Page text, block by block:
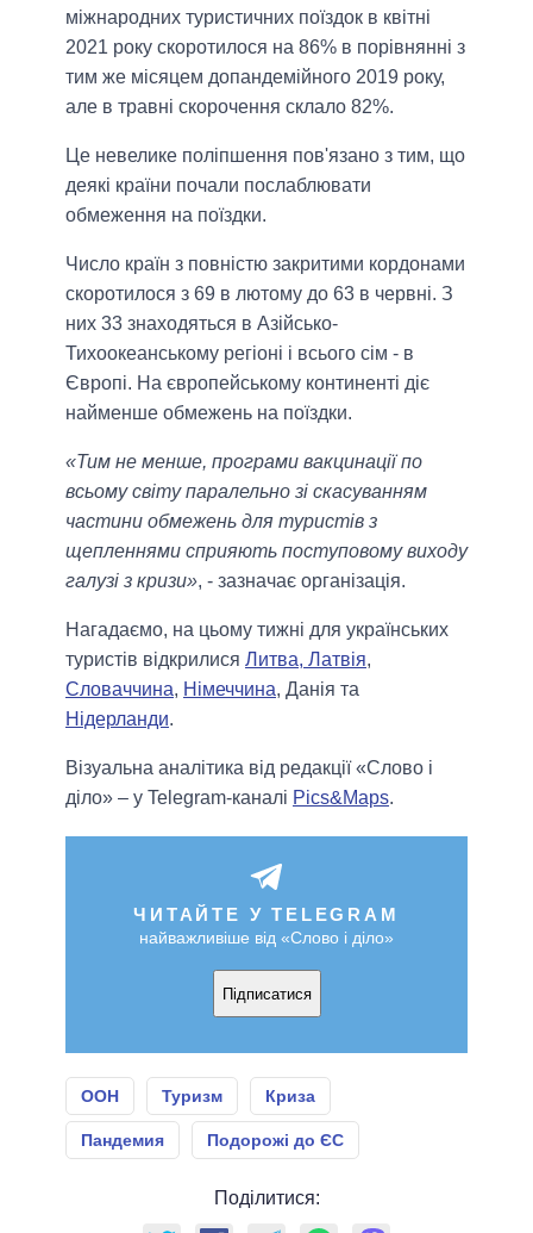
міжнародних туристичних поїздок в квітні
2021 року скоротилося на 86% в порівнянні з
тим же місяцем допандемійного 2019 року,
але в травні скорочення склало 82%.
Це невелике поліпшення пов'язано з тим, що
деякі країни почали послаблювати
обмеження на поїздки.
Число країн з повністю закритими кордонами
скоротилося з 69 в лютому до 63 в червні. З
них 33 знаходяться в Азійсько-
Тихоокеанському регіоні і всього сім - в
Європі. На європейському континенті діє
найменше обмежень на поїздки.
«Тим не менше, програми вакцинації по
всьому світу паралельно зі скасуванням
частини обмежень для туристів з
щепленнями сприяють поступовому виходу
галузі з кризи», - зазначає організація.
Нагадаємо, на цьому тижні для українських
туристів відкрилися Литва, Латвія,
Словаччина, Німеччина, Данія та
Нідерланди.
Візуальна аналітика від редакції «Слово і
діло» – у Telegram-каналі Pics&Maps.
ЧИТАЙТЕ У TELEGRAM
найважливіше від «Слово і діло»
Підписатися
ООН Туризм Криза
Пандемия Подорожі до ЄС
Поділитися: